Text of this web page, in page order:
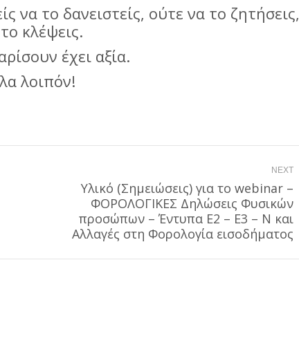
να το δανειστείς, ούτε να το ζητήσεις,
κλέψεις.
έχει αξία.
λοιπόν!
NEXT
Υλικό (Σημειώσεις) για το webinar –
ΦΟΡΟΛΟΓΙΚΕΣ Δηλώσεις Φυσικών
προσώπων – Έντυπα Ε2 – Ε3 – Ν και
Αλλαγές στη Φορολογία εισοδήματος